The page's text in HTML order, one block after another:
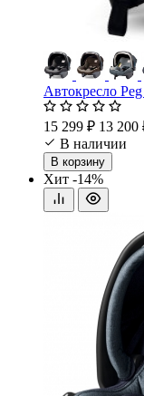
Автокресло
15 299 ₽ 13 200
В наличии
В корзину
Хит -14%